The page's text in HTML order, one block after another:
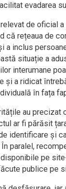
evadarea
de oficial
că rețeaua de
a inclus
situație a
interumane
și a ridicat
în fața
au precizat
ar fi părăsit
identificare și
paralel,
pe
publice pe